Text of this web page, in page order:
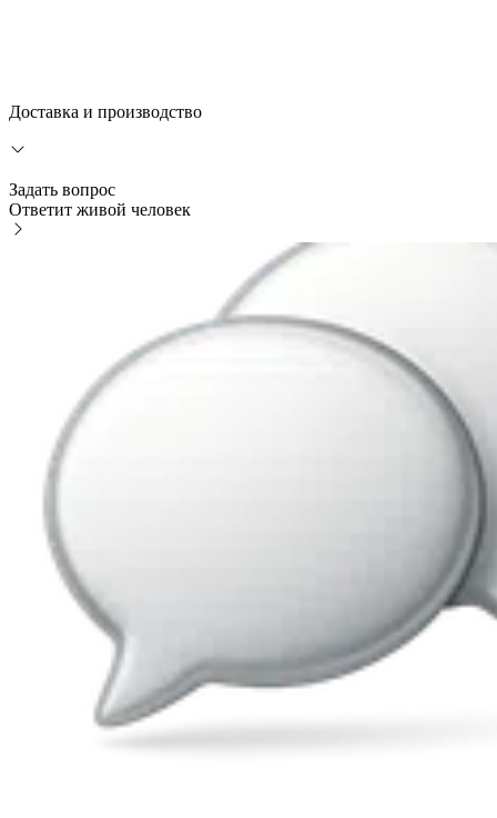
Доставка и производство
Задать вопрос
Ответит живой человек